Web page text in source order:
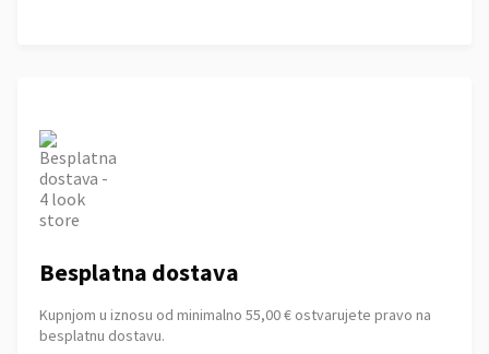
Besplatna dostava
Kupnjom u iznosu od minimalno 55,00 € ostvarujete pravo na
besplatnu dostavu.